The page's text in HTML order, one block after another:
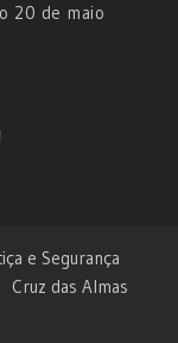
20 de maio
e Segurança
Cruz das Almas